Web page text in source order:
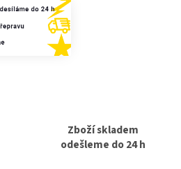
Zboží skladem
odešleme do 24 h